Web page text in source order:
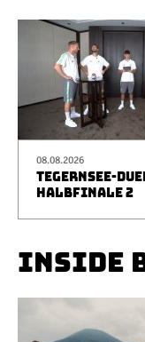
Alle
08.08.2026
TEGERNSEE-
HALBFINALE 2
INSIDE